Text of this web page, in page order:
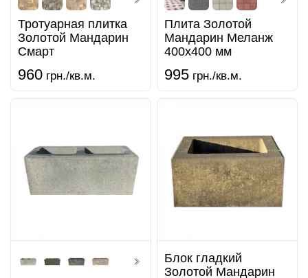
Тротуарная плитка
Золотой Мандарин
Смарт
960 грн./кв.м.
Плита Золотой
Мандарин Меланж
400х400 мм
995 грн./кв.м.
Блок гладкий
Золотой Мандарин